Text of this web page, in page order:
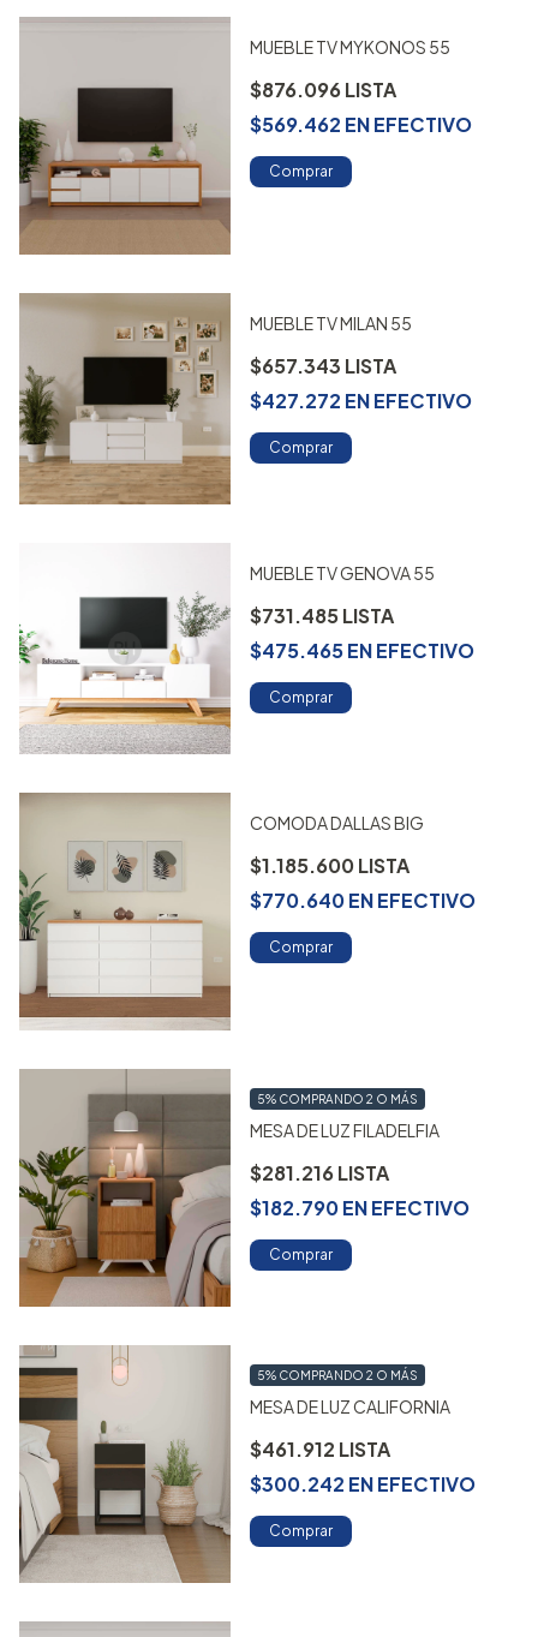
MUEBLE TV MYKONOS 55
$876.096
$569.462 ENEFECTIVO
Comprar
MUEBLE TV MILAN 55
$657.343
$427.272 ENEFECTIVO
Comprar
MUEBLE TV GENOVA 55
$731.485
$475.465ENEFECTIVO
Comprar
COMODA DALLAS BIG
$1.185.600
$770.640ENEFECTIVO
Comprar
MESA DE LUZ FILADELFIA
$281.216
5% COMPRANDO 2 O MÁS
$182.790ENEFECTIVO
Comprar
MESA DE LUZ CALIFORNIA
$461.912
5% COMPRANDO 2 O MÁS
$300.242 ENEFECTIVO
Comprar